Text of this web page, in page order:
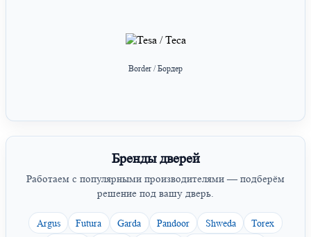
Border / Бордер
Бренды дверей
Работаем с популярными производителями — подберём
решение под вашу дверь.
Argus Futura Garda Pandoor Shweda
Torex